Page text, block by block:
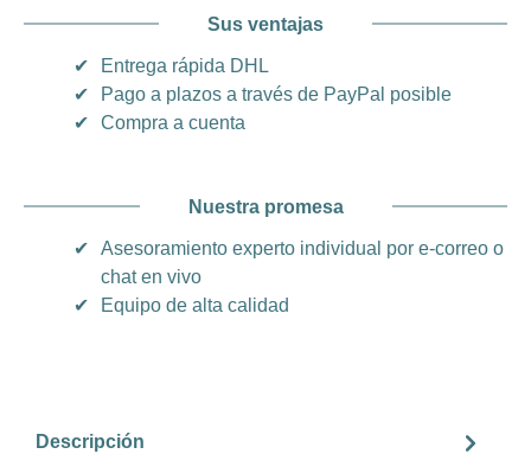
Sus ventajas
✔
Entrega rápida DHL
✔
Pago a plazos a través de PayPal posible
✔
Compra a cuenta
Nuestra promesa
✔
Asesoramiento experto individual por e-correo o
chat en vivo
✔
Equipo de alta calidad
Descripción